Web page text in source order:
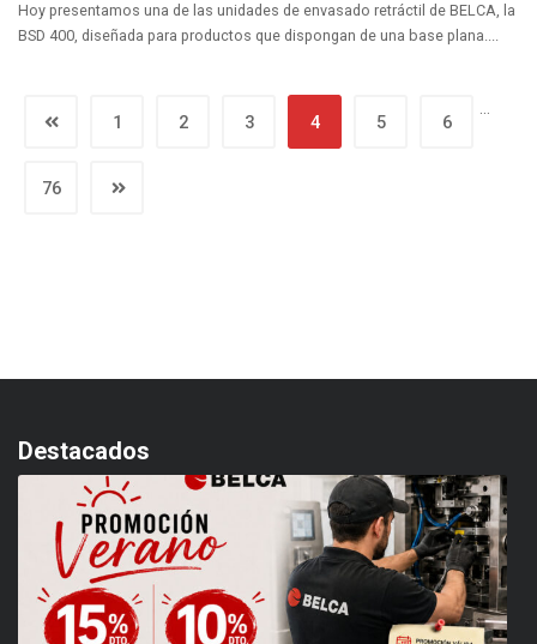
Hoy presentamos una de las unidades de envasado retráctil de BELCA, la
BSD 400, diseñada para productos que dispongan de una base plana....
1 2 3 4 5 6
76
Destacados